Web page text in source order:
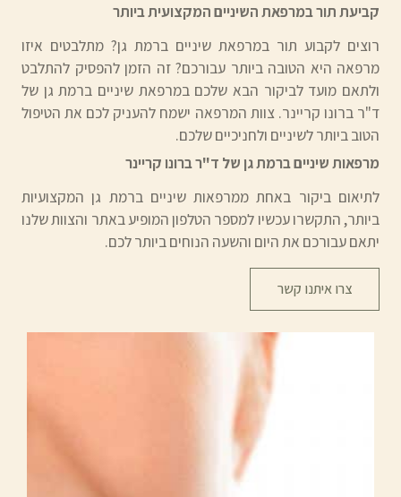
קביעת תור במרפאת השיניים המקצועית ביותר
רוצים לקבוע תור במרפאת שיניים ברמת גן? מתלבטים איזו
מרפאה היא הטובה ביותר עבורכם? זה הזמן להפסיק להתלבט
ולתאם מועד לביקור הבא שלכם במרפאת שיניים ברמת גן של
ד"ר ברונו קריינר. צוות המרפאה ישמח להעניק לכם את הטיפול
הטוב ביותר לשיניים ולחניכיים שלכם.
מרפאות שיניים ברמת גן של ד"ר ברונו קריינר
לתיאום ביקור באחת ממרפאות שיניים ברמת גן המקצועיות
ביותר, התקשרו עכשיו למספר הטלפון המופיע באתר והצוות שלנו
יתאם עבורכם את היום והשעה הנוחים ביותר לכם.
צרו איתנו קשר